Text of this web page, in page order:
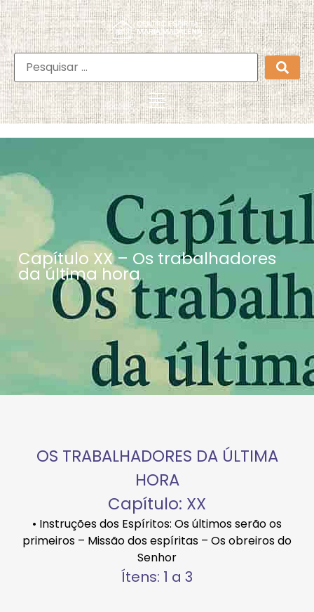
Capítulo XX – Os trabalhadores
da última hora
OS TRABALHADORES DA ÚLTIMA
HORA
Capítulo: XX
• Instruções dos Espíritos: Os últimos serão os
primeiros – Missão dos espíritas – Os obreiros do
Senhor
Ítens: 1 a 3